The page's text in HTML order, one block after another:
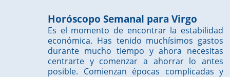
Horóscopo Semanal para Virgo
Es el momento de encontrar la estabilidad
económica. Has tenido muchísimos gastos
durante mucho tiempo y ahora necesitas
centrarte y comenzar a ahorrar lo antes
posible. Comienzan épocas complicadas y